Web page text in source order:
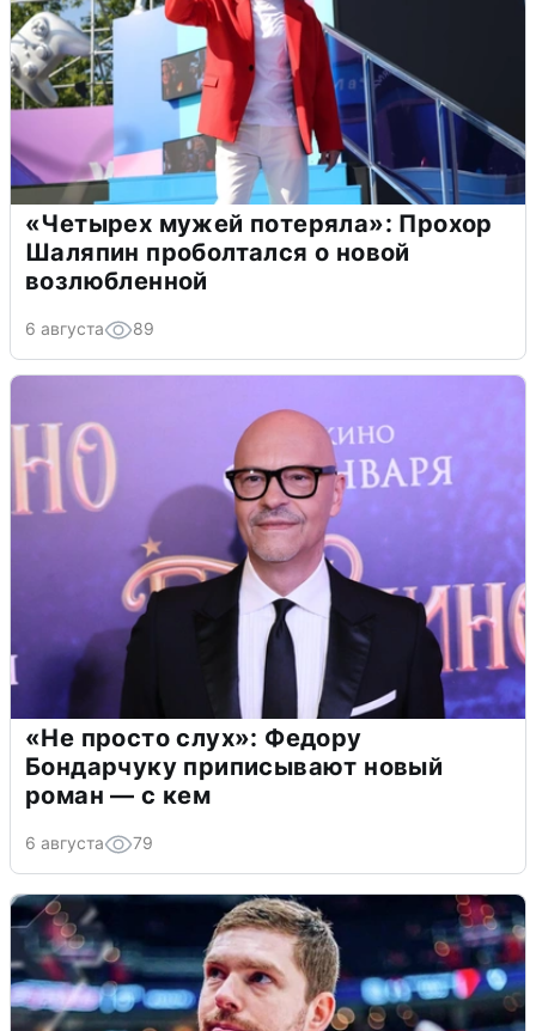
«Четырех мужей потеряла»: Прохор
Шаляпин проболтался о новой
возлюбленной
6 августа 89
«Не просто слух»: Федору
Бондарчуку приписывают новый
роман — с кем
6 августа 79